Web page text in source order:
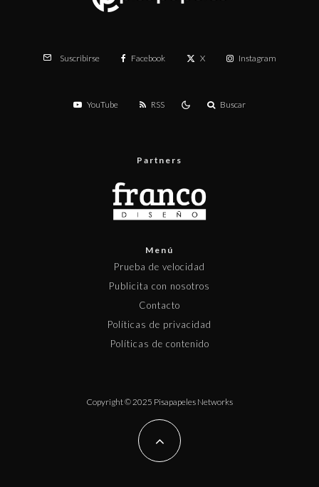
Suscribirse Facebook X Instagram
YouTube RSS Buscar
Partners
Menú
Prueba de velocidad
Publicita con nosotros
Contacto
Políticas de privacidad
Políticas de contenido
Copyright © 2025 Pisapapeles Networks